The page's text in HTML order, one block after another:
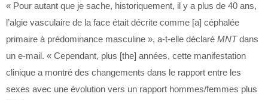
« Pour autant que je sache, historiquement, il y a plus de 40 ans,
l’algie vasculaire de la face était décrite comme [a] céphalée
primaire à prédominance masculine », a-t-elle déclaré MNTdans
un e-mail. « Cependant, plus [the] années, cette manifestation
clinique a montré des changements dans le rapport entre les
sexes avec une évolution vers un rapport hommes/femmes plus